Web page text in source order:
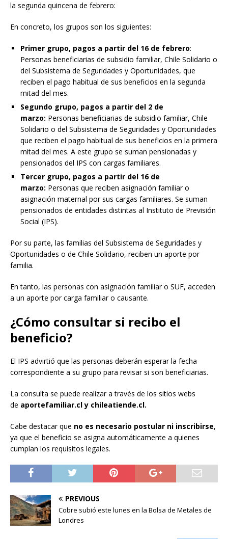
la segunda quincena de febrero:
En concreto, los grupos son los siguientes:
Primer grupo, pagos a partir del 16 de febrero:
Personas beneficiarias de subsidio familiar, Chile Solidario o
del Subsistema de Seguridades y Oportunidades, que
reciben el pago habitual de sus beneficios en la segunda
mitad del mes.
Segundo grupo, pagos a partir del 2 de
marzo: Personas beneficiarias de subsidio familiar, Chile
Solidario o del Subsistema de Seguridades y Oportunidades
que reciben el pago habitual de sus beneficios en la primera
mitad del mes. A este grupo se suman pensionadas y
pensionados del IPS con cargas familiares.
Tercer grupo, pagos a partir del 16 de
marzo: Personas que reciben asignación familiar o
asignación maternal por sus cargas familiares. Se suman
pensionados de entidades distintas al Instituto de Previsión
Social (IPS).
Por su parte, las familias del Subsistema de Seguridades y
Oportunidades o de Chile Solidario, reciben un aporte por
familia.
En tanto, las personas con asignación familiar o SUF, acceden
a un aporte por carga familiar o causante.
¿Cómo consultar si recibo el
beneficio?
El IPS advirtió que las personas deberán esperar la fecha
correspondiente a su grupo para revisar si son beneficiarias.
La consulta se puede realizar a través de los sitios webs
de aportefamiliar.cl y chileatiende.cl.
Cabe destacar que no es necesario postular ni inscribirse,
ya que el beneficio se asigna automáticamente a quienes
cumplan los requisitos legales.
PREVIOUS
Cobre subió este lunes en la Bolsa de Metales de
Londres